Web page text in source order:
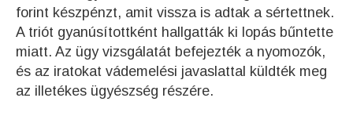
forint készpénzt, amit vissza is adtak a sértettnek.
A triót gyanúsítottként hallgatták ki lopás bűntette
miatt. Az ügy vizsgálatát befejezték a nyomozók,
és az iratokat vádemelési javaslattal küldték meg
az illetékes ügyészség részére.